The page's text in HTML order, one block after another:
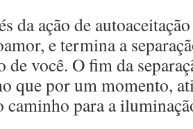
da ação de
e termina a
de você. O fim da
que por um momento,
caminho para a